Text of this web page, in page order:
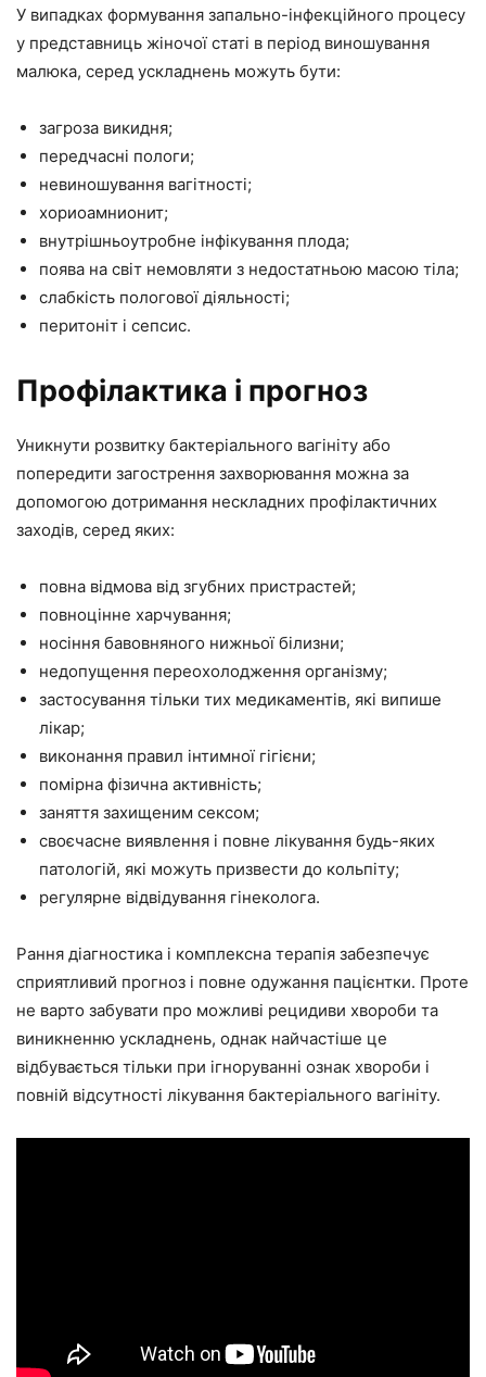
У випадках формування запально-інфекційного процесу
у представниць жіночої статі в період виношування
малюка, серед ускладнень можуть бути:
загроза викидня;
передчасні пологи;
невиношування вагітності;
хориоамнионит;
внутрішньоутробне інфікування плода;
поява на світ немовляти з недостатньою масою тіла;
слабкість пологової діяльності;
перитоніт і сепсис.
Профілактика і прогноз
Уникнути розвитку бактеріального вагініту або
попередити загострення захворювання можна за
допомогою дотримання нескладних профілактичних
заходів, серед яких:
повна відмова від згубних пристрастей;
повноцінне харчування;
носіння бавовняного нижньої білизни;
недопущення переохолодження організму;
застосування тільки тих медикаментів, які випише
лікар;
виконання правил інтимної гігієни;
помірна фізична активність;
заняття захищеним сексом;
своєчасне виявлення і повне лікування будь-яких
патологій, які можуть призвести до кольпіту;
регулярне відвідування гінеколога.
Рання діагностика і комплексна терапія забезпечує
сприятливий прогноз і повне одужання пацієнтки. Проте
не варто забувати про можливі рецидиви хвороби та
виникненню ускладнень, однак найчастіше це
відбувається тільки при ігноруванні ознак хвороби і
повній відсутності лікування бактеріального вагініту.